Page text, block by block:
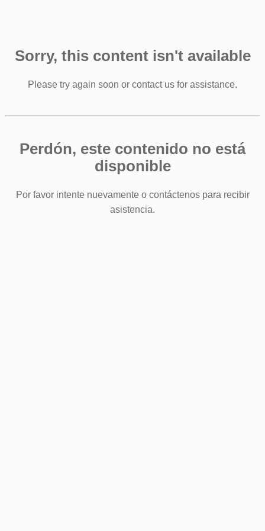
Sorry, this content isn't available
Please try again soon or contact us for assistance.
Perdón, este contenido no está
disponible
Por favor intente nuevamente o contáctenos para recibir
asistencia.